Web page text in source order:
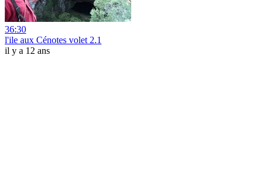
36:30
l'ile aux Cénotes volet 2.1
il y a 12 ans